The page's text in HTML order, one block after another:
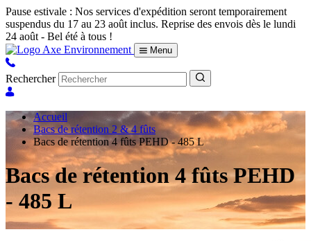
Pause estivale : Nos services d'expédition seront temporairement
suspendus du 17 au 23 août inclus. Reprise des envois dès le lundi
24 août - Bel été à tous !
Menu
Rechercher
Accueil
Bacs de rétention 2 & 4 fûts
Bacs de rétention 4 fûts PEHD - 485 L
Bacs de rétention 4 fûts PEHD
- 485 L